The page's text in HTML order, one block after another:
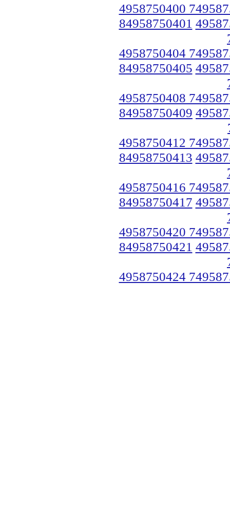
4958750400
84958750401
4958750404
84958750405
4958750408
84958750409
4958750412
84958750413
4958750416
84958750417
4958750420
84958750421
4958750424